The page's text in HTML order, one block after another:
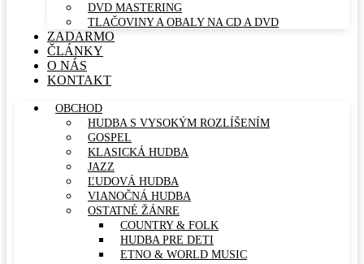
DVD MASTERING
TLAČOVINY A OBALY NA CD A DVD
ZADARMO
ČLÁNKY
O NÁS
KONTAKT
OBCHOD
HUDBA S VYSOKÝM ROZLÍŠENÍM
GOSPEL
KLASICKÁ HUDBA
JAZZ
ĽUDOVÁ HUDBA
VIANOČNÁ HUDBA
OSTATNÉ ŽÁNRE
COUNTRY & FOLK
HUDBA PRE DETI
ETNO & WORLD MUSIC